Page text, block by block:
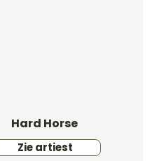
Hard Horse
Zie artiest